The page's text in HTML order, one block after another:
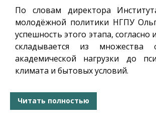
По словам директора
молодёжной политики НГПУ
успешность этого этапа, согласно
складывается из множества
академической нагрузки до
климата и бытовых условий.
Читать полностью